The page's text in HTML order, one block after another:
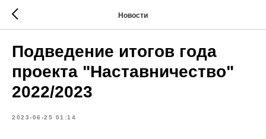
Новости
Подведение итогов года
проекта "Наставничество"
2022/2023
2023-06-25 01:14